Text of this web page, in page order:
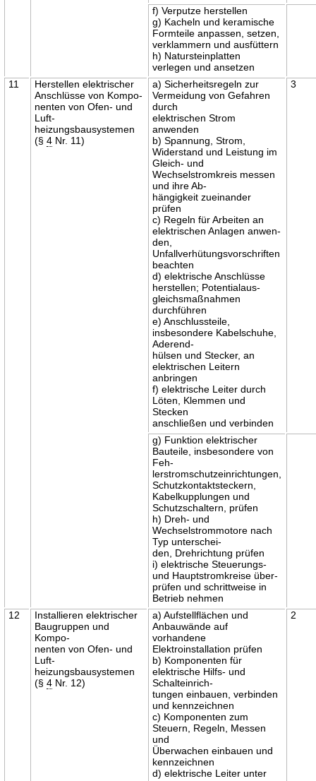
f) Verputze herstellen
g) Kacheln und keramische
Formteile anpassen, setzen,
verklammern und ausfüttern
h) Natursteinplatten
verlegen und ansetzen
11
Herstellen elektrischer
Anschlüsse von Kompo-
nenten von Ofen- und
Luft-
heizungsbausystemen
(§4 Nr. 11)
a) Sicherheitsregeln zur
Vermeidung von Gefahren
durch
elektrischen Strom
anwenden
b) Spannung, Strom,
Widerstand und Leistung im
Gleich- und
Wechselstromkreis messen
und ihre Ab-
hängigkeit zueinander
prüfen
c) Regeln für Arbeiten an
elektrischen Anlagen anwen-
den,
Unfallverhütungsvorschriften
beachten
d) elektrische Anschlüsse
herstellen; Potentialaus-
gleichsmaßnahmen
durchführen
e) Anschlussteile,
insbesondere Kabelschuhe,
Aderend-
hülsen und Stecker, an
elektrischen Leitern
anbringen
f) elektrische Leiter durch
Löten, Klemmen und
Stecken
anschließen und verbinden
3
g) Funktion elektrischer
Bauteile, insbesondere von
Feh-
lerstromschutzeinrichtungen,
Schutzkontaktsteckern,
Kabelkupplungen und
Schutzschaltern, prüfen
h) Dreh- und
Wechselstrommotore nach
Typ unterschei-
den, Drehrichtung prüfen
i) elektrische Steuerungs-
und Hauptstromkreise über-
prüfen und schrittweise in
Betrieb nehmen
12
Installieren elektrischer
Baugruppen und
Kompo-
nenten von Ofen- und
Luft-
heizungsbausystemen
(§4 Nr. 12)
a) Aufstellflächen und
Anbauwände auf
vorhandene
Elektroinstallation prüfen
b) Komponenten für
elektrische Hilfs- und
Schalteinrich-
tungen einbauen, verbinden
und kennzeichnen
c) Komponenten zum
Steuern, Regeln, Messen
und
Überwachen einbauen und
kennzeichnen
d) elektrische Leiter unter
2